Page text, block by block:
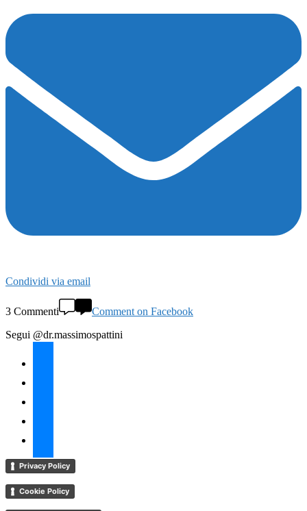
Condividi via email
3 Commenti
Comment on Facebook
Segui @dr.massimospattini
Privacy Policy
Cookie Policy